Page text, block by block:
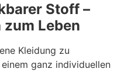
Stoff –
Leben
Kleidung zu
ganz individuellen